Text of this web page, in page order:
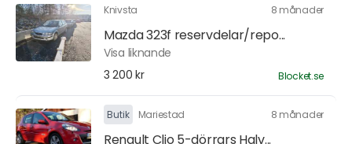
Knivsta 8 månader
Mazda 323f reservdelar/repo...
Visa liknande
3 200 kr
Blocket.se
Butik Mariestad 8 månader
Renault Clio 5-dörrars Halv...